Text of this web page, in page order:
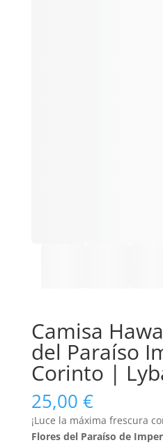
Camisa
del Paraíso
Corinto |
25,00 €
¡Luce la máxima frescura
Flores del Paraíso de